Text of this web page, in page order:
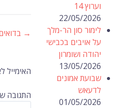
→
האימייל
התגובה
וערוץ 14
22/05/2026
לימור סון הר-מלך
על אויבים בכבישי
יהודה ושומרון
13/05/2026
שבועת אמונים
לדעאש
01/05/2026